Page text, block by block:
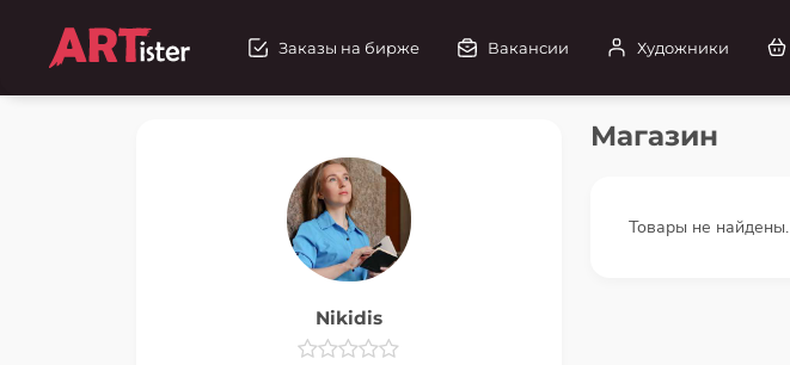
Заказы на бирже Вакансии Художники
Nikidis
Магазин
Товары не найдены.